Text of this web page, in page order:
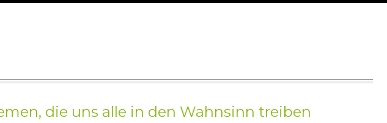
die uns alle in den Wahnsinn treiben